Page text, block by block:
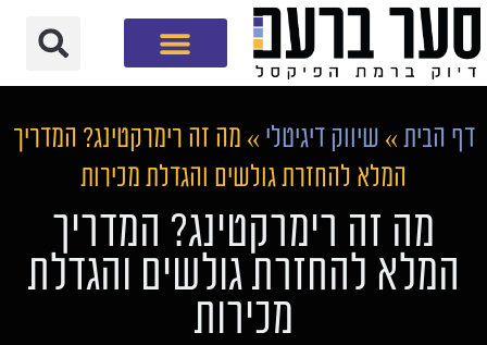
דף הבית » שיווק דיגיטלי » מה זה רימרקטינג? המדריך
המלא להחזרת גולשים והגדלת מכירות
מה זה רימרקטינג? המדריך
המלא להחזרת גולשים והגדלת
מכירות